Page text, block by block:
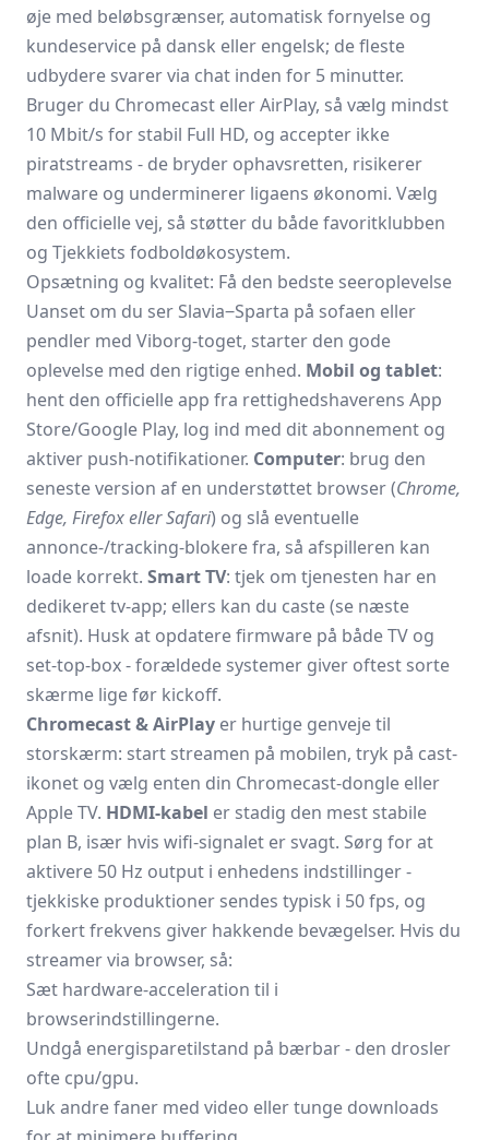
øje med beløbsgrænser, automatisk fornyelse og
kundeservice på dansk eller engelsk; de fleste
udbydere svarer via chat inden for 5 minutter.
Bruger du Chromecast eller AirPlay, så vælg mindst
10 Mbit/s for stabil Full HD, og accep­ter ikke
piratstreams - de bryder ophavsretten, risikerer
malware og underminerer ligaens økonomi. Vælg
den officielle vej, så støtter du både favoritklubben
og Tjekkiets fodbold­økosystem.
Opsætning og kvalitet: Få den bedste seeroplevelse
Uanset om du ser Slavia‒Sparta på sofaen eller
pendler med Viborg-toget, starter den gode
oplevelse med den rigtige enhed. Mobil og tablet:
hent den officielle app fra rettighedshaverens App
Store/Google Play, log ind med dit abonnement og
aktiver push-notifikationer. Computer: brug den
seneste version af en understøttet browser (Chrome,
Edge, Firefox eller Safari) og slå eventuelle
annonce-/tracking-blokere fra, så afspilleren kan
loade korrekt. Smart TV: tjek om tjenesten har en
dedikeret tv-app; ellers kan du caste (se næste
afsnit). Husk at opdatere firmware på både TV og
set-top-box - forældede systemer giver oftest sorte
skærme lige før kickoff.
Chromecast & AirPlay er hurtige genveje til
storskærm: start streamen på mobilen, tryk på cast-
ikonet og vælg enten din Chromecast-dongle eller
Apple TV. HDMI-kabel er stadig den mest stabile
plan B, især hvis wifi-signalet er svagt. Sørg for at
aktivere 50 Hz output i enhedens indstillinger -
tjekkiske produktioner sendes typisk i 50 fps, og
forkert frekvens giver hakkende bevægelser. Hvis du
streamer via browser, så:
Sæt hardware-acceleration til i
browserindstillingerne.
Undgå energisparetilstand på bærbar - den drosler
ofte cpu/gpu.
Luk andre faner med video eller tunge downloads